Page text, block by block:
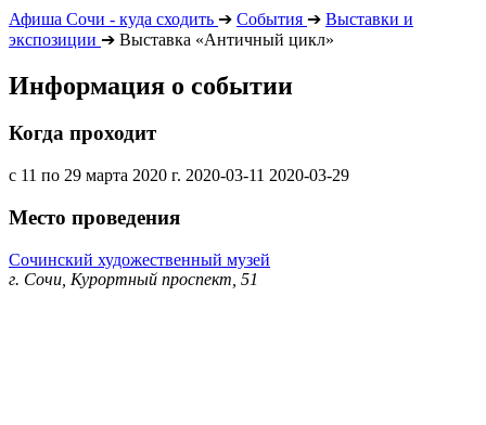
Афиша Сочи - куда сходить ➔ События ➔ Выставки и
экспозиции ➔ Выставка «Античный цикл»
Информация о событии
Когда проходит
с 11 по 29 марта 2020 г. 2020-03-11 2020-03-29
Место проведения
Сочинский художественный музей
г. Сочи, Курортный проспект, 51